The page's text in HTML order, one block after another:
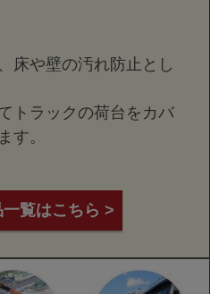
床や壁の汚れ防止とし
トラックの荷台をカバ
す。
覧はこちら >